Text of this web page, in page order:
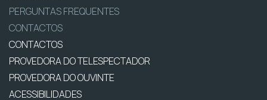
PERGUNTAS FREQUENTES
CONTACTOS
CONTACTOS
PROVEDORA DO TELESPECTADOR
PROVEDORA DO OUVINTE
ACESSIBILIDADES